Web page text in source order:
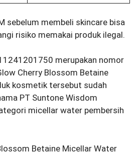
sebelum membeli skincare bisa
risiko memakai produk ilegal.
merupakan nomor
Cherry Blossom Betaine
kosmetik tersebut sudah
PT Suntone Wisdom
micellar water pembersih
Betaine Micellar Water